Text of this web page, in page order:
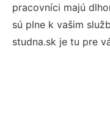
pracovníci majú
sú plne k vašim
studna.sk je tu pre